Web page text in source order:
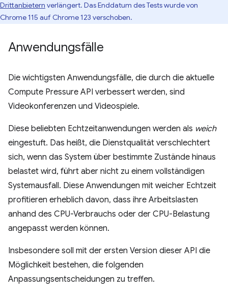
Drittanbietern verlängert. Das Enddatum des Tests wurde von
Chrome 115 auf Chrome 123 verschoben.
Anwendungsfälle
Die wichtigsten Anwendungsfälle, die durch die aktuelle
Compute Pressure API verbessert werden, sind
Videokonferenzen und Videospiele.
Diese beliebten Echtzeitanwendungen werden als weich
eingestuft. Das heißt, die Dienstqualität verschlechtert
sich, wenn das System über bestimmte Zustände hinaus
belastet wird, führt aber nicht zu einem vollständigen
Systemausfall. Diese Anwendungen mit weicher Echtzeit
profitieren erheblich davon, dass ihre Arbeitslasten
anhand des CPU-Verbrauchs oder der CPU-Belastung
angepasst werden können.
Insbesondere soll mit der ersten Version dieser API die
Möglichkeit bestehen, die folgenden
Anpassungsentscheidungen zu treffen.